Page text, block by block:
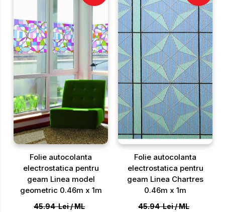
Folie autocolanta
electrostatica pentru
geam Linea model
geometric 0.46m x 1m
45.94 Lei/ML
Folie autocolanta
electrostatica pentru
geam Linea Chartres
0.46m x 1m
45.94 Lei/ML